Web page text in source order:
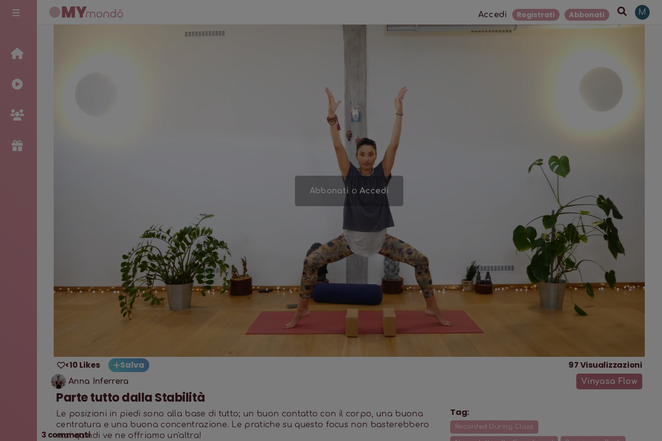
Accedi Registrati Abbonati M
Abbonati oAccedi
<10 Likes Salva 97Visualizzazioni
Anna Inferrera Vinyasa Flow
Parte tutto dalla Stabilità
Le posizioni in piedi sono alla base di tutto; un buon contatto con il corpo, una buona
centratura e una buona concentrazione. Le pratiche su questo focus non basterebbero
mai quindi ve ne offriamo un'altra!
3 commenti
Tag:
Recorded During Class